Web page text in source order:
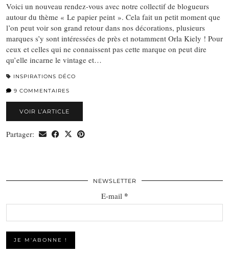
Voici un nouveau rendez-vous avec notre collectif de blogueurs
autour du thème « Le papier peint ». Cela fait un petit moment que
l’on peut voir son grand retour dans nos décorations, plusieurs
marques s’y sont intéressées de près et notamment Orla Kiely ! Pour
ceux et celles qui ne connaissent pas cette marque on peut dire
qu’elle incarne le vintage et…
INSPIRATIONS DÉCO
9 COMMENTAIRES
VOIR L’ARTICLE
Partager:
NEWSLETTER
E-mail *